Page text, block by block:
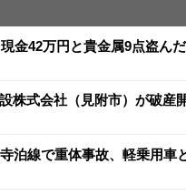
金42万円と貴金属9点盗ん
株式会社（見附市）が破産
泊線で重体事故、軽乗用車